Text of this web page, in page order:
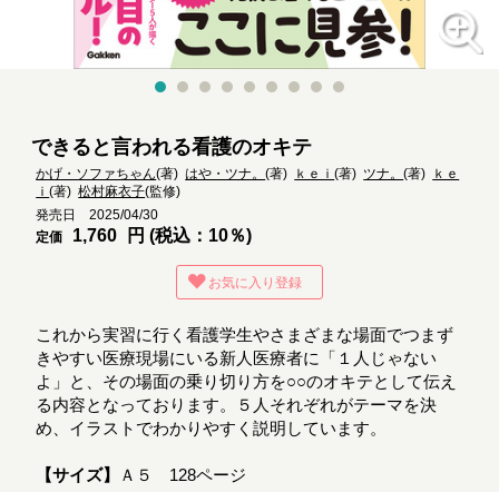
できると言われる看護のオキテ
かげ・ソファちゃん(著)はや・ツナ。(著) ｋｅｉ(著) ツナ。(著)
ｋｅ
ｉ(著)松村麻衣子(監修)
発売日 2025/04/30
定価
1,760 円 (税込：10％)
お気に入り登録
これから実習に行く看護学生やさまざまな場面でつまず
きやすい医療現場にいる新人医療者に「１人じゃない
よ」と、その場面の乗り切り方を○○のオキテとして伝え
る内容となっております。５人それぞれがテーマを決
め、イラストでわかりやすく説明しています。
【サイズ】 Ａ５ 128ページ